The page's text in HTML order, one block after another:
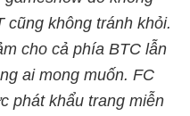
không tránh khỏi.
cho cả phía BTC lẫn
ai mong muốn. FC
phát khẩu trang miễn